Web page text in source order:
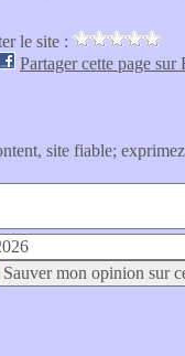
le site :
Partager cette page sur
site fiable;